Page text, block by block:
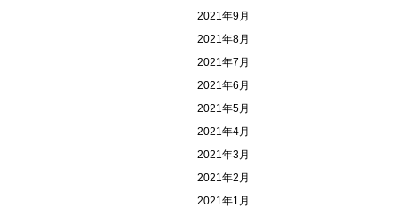
2021年9月
2021年8月
2021年7月
2021年6月
2021年5月
2021年4月
2021年3月
2021年2月
2021年1月